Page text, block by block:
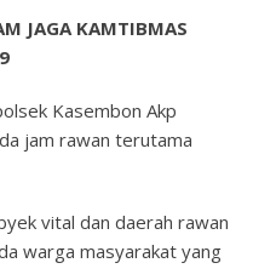
JAGA KAMTIBMAS
Kasembon Akp
jam rawan terutama
vital dan daerah rawan
warga masyarakat yang